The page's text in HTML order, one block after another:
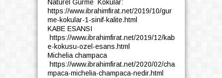
Naturel Gurme Kokular:
https://www.ibrahimfirat.net/2019/10/gur
me-kokular-1-sinif-kalite.html
KABE ESANSI
https://www.ibrahimfirat.net/2019/12/kab
e-kokusu-ozel-esans.html
Michelia champaca
https://www.ibrahimfirat.net/2020/02/cha
mpaca-michelia-champaca-nedir.html